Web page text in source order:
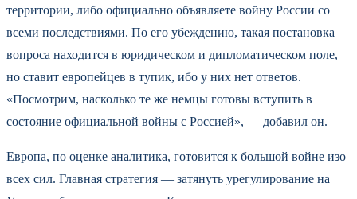
территории, либо официально объявляете войну России со
всеми последствиями. По его убеждению, такая постановка
вопроса находится в юридическом и дипломатическом поле,
но ставит европейцев в тупик, ибо у них нет ответов.
«Посмотрим, насколько те же немцы готовы вступить в
состояние официальной войны с Россией», — добавил он.
Европа, по оценке аналитика, готовится к большой войне изо
всех сил. Главная стратегия — затянуть урегулирование на